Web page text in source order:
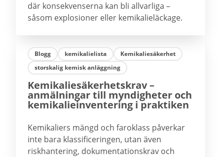
där konsekvenserna kan bli allvarliga –
såsom explosioner eller kemikalieläckage.
Blogg kemikalielista
Kemikaliesäkerhet
storskalig kemisk anläggning
Kemikaliesäkerhetskrav –
anmälningar till myndigheter och
kemikalieinventering i praktiken
Kemikaliers mängd och faroklass påverkar
inte bara klassificeringen, utan även
riskhantering, dokumentationskrav och